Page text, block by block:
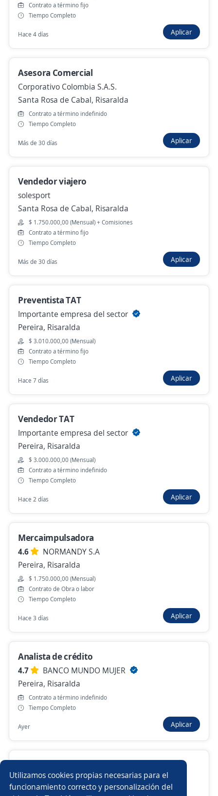
Utilizamos cookies propias necesarias para el
funcionamiento correcto y personalización del
Empleo destacado
Agencia de Empleo Comfamiliar Risaralda
Pereira, Risaralda
$ 1.750.905,00 (Mensual)
Hace 5 días
Asesor comercial externo
PROSEGUR GESTION DE ACTIVOS
COLOMBIA SAS
Pereira, Risaralda
Asesor comercial externo
FACMAC
28 de julio
Asesor Comercial Externo
4,5
METALES Y MADERAS DEL RISARALDA
S.A.S
Pereira, Risaralda
$ 2.465.000,00 (Mensual)
26 de julio
asesor/a comercial
COTRASENA
Pereira, Risaralda
$ 1.915.000,00 (Mensual)
asesor(a) comercial externo
Diana Pulgarin Odontologia Estetica
Pereira, Risaralda
Remoto
Más de 30 días
Nuevas ofertas de empleo
Asesor/a comercial punto de venta
Vendedora preventista Asesor/a telefónico
Oficial de crédito Asesor/a comercial financiero
Contrato a término fijo
Tiempo Completo
Hace 4 días Aplicar
Asesora Comercial
Corporativo Colombia S.A.S.
Santa Rosa de Cabal, Risaralda
Contrato a término indefinido
Tiempo Completo
Más de 30 días Aplicar
Vendedor viajero
solesport
Santa Rosa de Cabal, Risaralda
$ 1.750.000,00 (Mensual) + Comisiones
Contrato a término fijo
Tiempo Completo
Más de 30 días Aplicar
Preventista TAT
Importante empresa del sector
Pereira, Risaralda
$ 3.010.000,00 (Mensual)
Contrato a término fijo
Tiempo Completo
Hace 7 días Aplicar
Vendedor TAT
Importante empresa del sector
Pereira, Risaralda
$ 3.000.000,00 (Mensual)
Contrato a término indefinido
Tiempo Completo
Hace 2 días Aplicar
Mercaimpulsadora
4.6
NORMANDY S.A
Pereira, Risaralda
$ 1.750.000,00 (Mensual)
Contrato de Obra o labor
Tiempo Completo
Hace 3 días Aplicar
Analista de crédito
4.7
BANCO MUNDO MUJER
Pereira, Risaralda
Contrato a término indefinido
Tiempo Completo
Ayer Aplicar
4.6
Altipal S.A.S.
Pereira, Risaralda